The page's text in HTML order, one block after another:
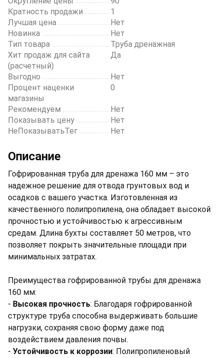
Кратность продажи
1
Лучшая цена
Нет
Новинка
Нет
Тип товара
Труба дренажная
Хит продаж для сайта
(расчетный)
Да
Выгодно
Нет
Процент наценки
магазины
0
Рекомендуем
Нет
Показывать цену
Нет
НеПоказыватьТег
Нет
Описание
Гофрированная труба для дренажа 160 мм – это
надежное решение для отвода грунтовых вод и
осадков с вашего участка. Изготовленная из
качественного полипропилена, она обладает высокой
прочностью и устойчивостью к агрессивным
средам. Длина бухты составляет 50 метров, что
позволяет покрыть значительные площади при
минимальных затратах.
Преимущества гофрированной трубы для дренажа
160 мм:
- Высокая прочность: Благодаря гофрированной
структуре труба способна выдерживать большие
нагрузки, сохраняя свою форму даже под
воздействием давления почвы.
- Устойчивость к коррозии: Полипропиленовый